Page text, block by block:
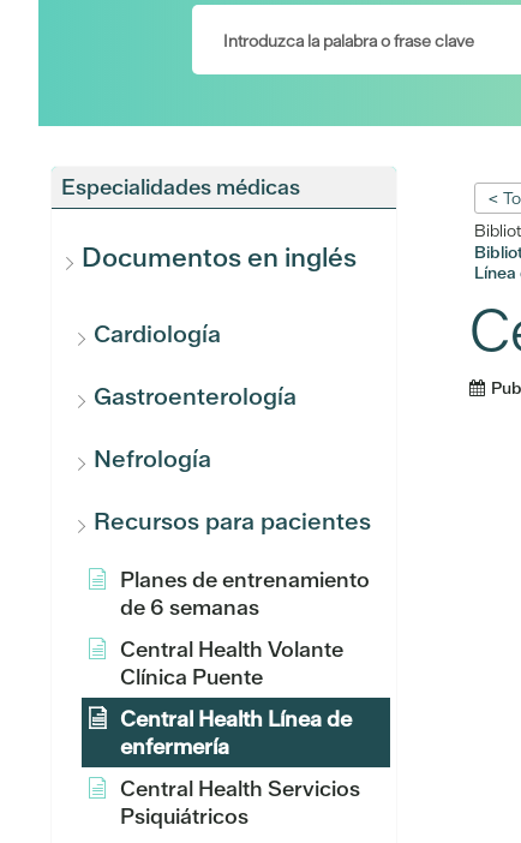
Especialidades médicas
Documentos en inglés
Cardiología
Gastroenterología
Nefrología
Recursos para pacientes
Planes de entrenamiento
de 6 semanas
Central Health Volante
Clínica Puente
Central Health Línea de
enfermería
Central Health Servicios
Psiquiátricos
<